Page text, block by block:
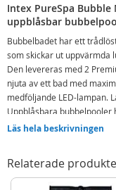
Intex PureSpa Bubble
uppblåsbar
Bubbelbadet har ett
som skickar ut uppvärmda
Den levereras med 2
njuta av ett bad med
medföljande LED-lampan.
Uppblåsbara bubbelpooler
och komforten i dessa
toppen av bubbelpoolen
när den är fulladdad.
Läs hela beskrivningen
Relaterade